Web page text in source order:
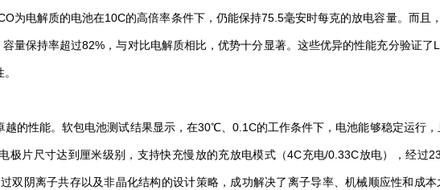
为电解质的电池在10C的高倍率条件下，仍能保持75.5毫安时每克的放电容量。而且
量保持率超过82%，与对比电解质相比，优势十分显著。这些优异的性能充分验证了
的性能。软包电池测试结果显示，在30℃、0.1C的工作条件下，电池能够稳定运行
极片尺寸达到厘米级别，支持快充慢放的充放电模式（4C充电/0.33C放电），经过
双阴离子共存以及非晶化结构的设计策略，成功解决了离子导率、机械顺应性和成本